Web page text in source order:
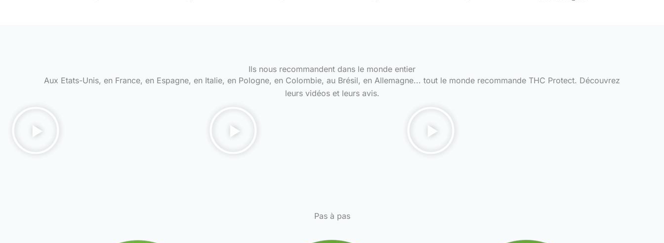
Ils nous recommandent dans le monde entier
Aux Etats-Unis, en France, en Espagne, en Italie, en Pologne, en Colombie, au Brésil, en Allemagne... tout le monde recommande THC Protect. Découvrez
leurs vidéos et leurs avis.
Pas à pas